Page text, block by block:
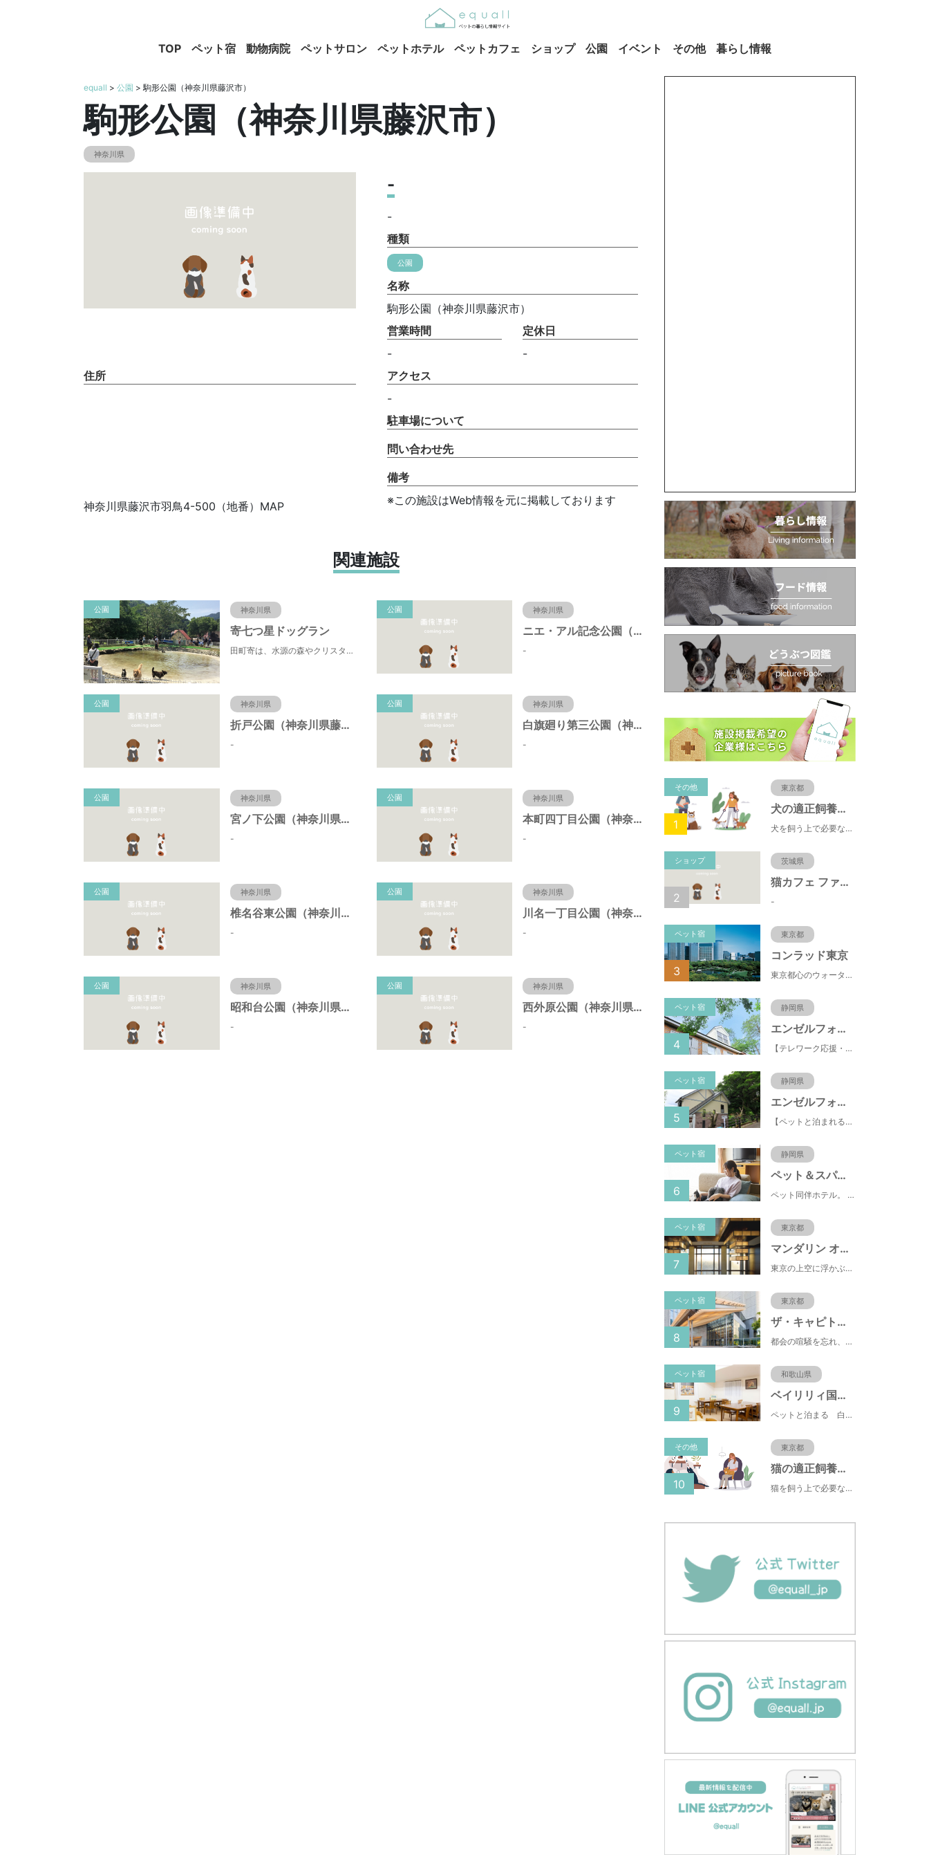
TOP ペット宿 動物病院 ペットサロン ペットホテル ペットカフェ ショップ 公園 イベント その他 暮らし情報
equall > 公園 > 駒形公園（神奈川県藤沢市）
駒形公園（神奈川県藤沢市）
神奈川県
-
-
種類
公園
名称
駒形公園（神奈川県藤沢市）
営業時間
-
定休日
-
住所
神奈川県藤沢市羽鳥4-500（地番）MAP
アクセス
-
駐車場について
問い合わせ先
備考
※この施設はWeb情報を元に掲載しております
関連施設
公園 神奈川県
寄七つ星ドッグラン
田町寄は、水源の森やクリスタルな清流 、 満天の星空などの豊かな自然に包まれ、 食や農、芸術の魅力あふれる川の里です。 ドッグランエリアを中心とした『やどりき七つ星ヴィレッジ』を ゆっくりお楽しみください。
公園 神奈川県
ニエ・アル記念公園（神奈川県藤沢市）
-
公園 神奈川県
折戸公園（神奈川県藤沢市）
-
公園 神奈川県
白旗廻り第三公園（神奈川県藤沢市）
-
公園 神奈川県
宮ノ下公園（神奈川県藤沢市）
-
公園 神奈川県
本町四丁目公園（神奈川県藤沢市）
-
公園 神奈川県
椎名谷東公園（神奈川県藤沢市）
-
公園 神奈川県
川名一丁目公園（神奈川県藤沢市）
-
公園 神奈川県
昭和台公園（神奈川県藤沢市）
-
公園 神奈川県
西外原公園（神奈川県藤沢市）
-
その他 東京都
犬の適正飼養クイズ
犬を飼う上で必要な責任やマナー、健康管理について学ぶことができます。
1
ショップ 茨城県
猫カフェ ファミリーズ
-
2
ペット宿 東京都
コンラッド東京
東京都心のウォーターフロントに位置し、都内全域へのアクセスへも便利なコンラッド東京は、銀座や新橋へ徒歩圏内、明治神宮や浅草、六本木などの観光・ショッピングエリアにもアクセス至便。また、東京駅まで10分、羽田空港まで25分、丸の内などの主要ビジネス街へのアクセスにも優れ、ビジネスにも最適のロケーションです。
3
ペット宿 静岡県
エンゼルフォレスト伊豆スカイライン
【テレワーク応援・ペットと泊まれる】ゴルフ場隣接のまるごと貸切別荘（自炊OK）
4
ペット宿 静岡県
エンゼルフォレスト伊豆高原(赤沢望洋台)
【ペットと泊まれる】源泉かけ流し温泉付の1棟貸切別荘（自炊OK）全別荘内装リフォーム済み♪
5
ペット宿 静岡県
ペット＆スパホテル伊豆高原
ペット同伴ホテル。 快適な施設と癒しの温泉、京風懐石をご堪能ください。
6
ペット宿 東京都
マンダリン オリエンタル 東京
東京の上空に浮かぶマンダリン オリエンタル 東京は、眼下にすばらしい風景が広がるラグジュアリーな5つ星ホテルです。凜とした風格ある佇まいと和モダンのスタイルに、最新鋭のテクノロジー、定評あるスパ、驚きと感動に満ちた食体験、卓越したサービスを融合させ、真心を込めてお客さまをおもてなしいたします。
7
ペット宿 東京都
ザ・キャピトルホテル
都会の喧騒を忘れ、日常から解き放たれるひとときをお約束いたします ザ・キャピトルホテル 東急の客室は14室のスイートを含む全251室がすべてが44.8m²以上ゆとりの広さ。 日本の伝統的な建築様式を取り入れ、障子や襖をしつらえた洗練された和モダンな空間が和らぎの時間を演出します。 そして窓からは、国会議事堂をはじめとする東京の街並みを見渡すパノラマビューがお楽しみいただけます。
8
ペット宿 和歌山県
ベイリリィ国民宿舎しらゆり荘
ペットと泊まる 白浜温泉 ベイリリィ国民宿舎しらゆり荘
9
その他 東京都
猫の適正飼養クイズ
猫を飼う上で必要な責任やマナー、健康管理について学ぶことができます。
10